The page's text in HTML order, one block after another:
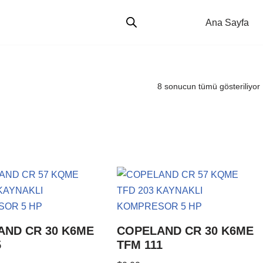
Ana Sayfa
8 sonucun tümü gösteriliyor
CR 30 K6ME
COPELAND CR 30 K6ME
TFM 111